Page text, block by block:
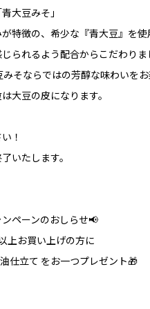
大豆みそ」
特徴の、希少な『青大豆』を使
られるよう配合からこだわりま
そならではの芳醇な味わいをお
大豆の皮になります。
！
いたします。
ペーンのおしらせ📢
上お買い上げの方に
仕立て をお一つプレゼント🎁